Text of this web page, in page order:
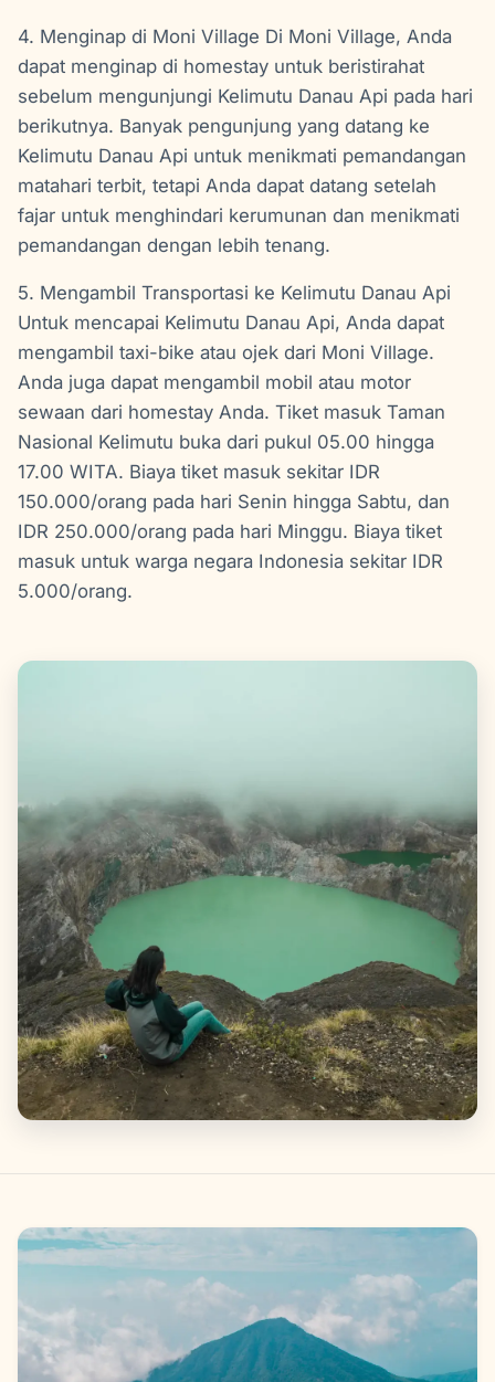
4. Menginap di Moni Village Di Moni Village, Anda
dapat menginap di homestay untuk beristirahat
sebelum mengunjungi Kelimutu Danau Api pada hari
berikutnya. Banyak pengunjung yang datang ke
Kelimutu Danau Api untuk menikmati pemandangan
matahari terbit, tetapi Anda dapat datang setelah
fajar untuk menghindari kerumunan dan menikmati
pemandangan dengan lebih tenang.
5. Mengambil Transportasi ke Kelimutu Danau Api
Untuk mencapai Kelimutu Danau Api, Anda dapat
mengambil taxi-bike atau ojek dari Moni Village.
Anda juga dapat mengambil mobil atau motor
sewaan dari homestay Anda. Tiket masuk Taman
Nasional Kelimutu buka dari pukul 05.00 hingga
17.00 WITA. Biaya tiket masuk sekitar IDR
150.000/orang pada hari Senin hingga Sabtu, dan
IDR 250.000/orang pada hari Minggu. Biaya tiket
masuk untuk warga negara Indonesia sekitar IDR
5.000/orang.
Galeri